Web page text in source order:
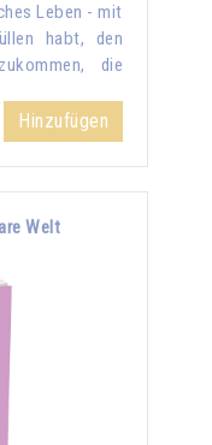
Leben - mit
habt, den
die
Hinzufügen
Welt